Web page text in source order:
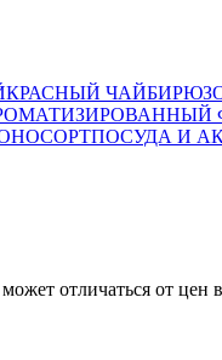
КРАСНЫЙ ЧАЙ
ПОСУДА И
отличаться от цен